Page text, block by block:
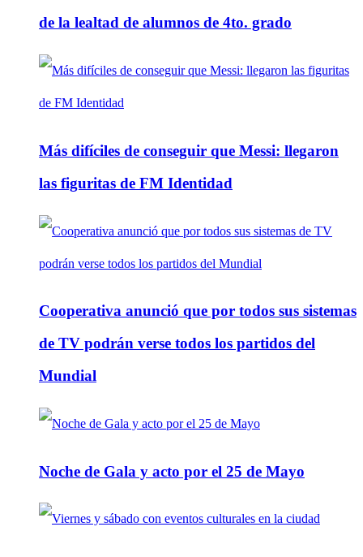
de la lealtad de alumnos de 4to. grado
Más difíciles de conseguir que Messi: llegaron
las figuritas de FM Identidad
Cooperativa anunció que por todos sus sistemas
de TV podrán verse todos los partidos del
Mundial
Noche de Gala y acto por el 25 de Mayo